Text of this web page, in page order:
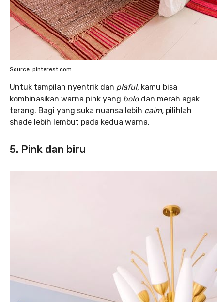
Source: pinterest.com
Untuk tampilan nyentrik dan plaful, kamu bisa
kombinasikan warna pink yang bolddan merah agak
terang. Bagi yang suka nuansa lebih calm, pilihlah
shade lebih lembut pada kedua warna.
5. Pink dan biru